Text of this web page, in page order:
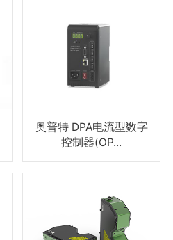
奥普特 DPA电流型数字
控制器(OP...